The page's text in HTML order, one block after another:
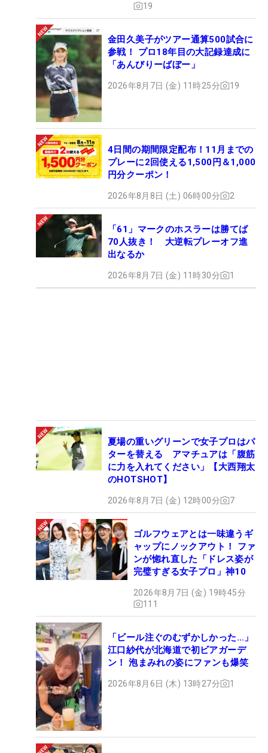
19
金田久美子がツアー通算500試合に
参戦！ プロ18年目の大記録達成に
「あんびりーばぼー」
2026年8月7日 (金) 11時25分 19
4日間の期間限定配布！11月までの
プレーに2回使える1,500円＆1,000
円分クーポン！
2026年8月8日 (土) 06時00分 2
「61」マークのホスラーは勝てば
70人抜き！ 大逆転プレーオフ進
出なるか
2026年8月7日 (金) 11時30分 1
夏場の重いグリーンで女子プロはパ
ターを替える アマチュアは「腹筋
に力を入れてください」【大西翔太
のHOTSHOT】
2026年8月7日 (金) 12時00分 7
ゴルフウェアとは一味違うギ
ャップにノックアウト！ ファ
ンが惚れ直した「ドレス姿が
完璧すぎる女子プロ」神10
2026年8月7日 (金) 19時45分
111
「ビール注ぐのむずかしかった…」
江口紗代が北海道で初ビアガーデ
ン！ 泡まみれの姿にファンも爆笑
2026年8月6日 (木) 13時27分 1